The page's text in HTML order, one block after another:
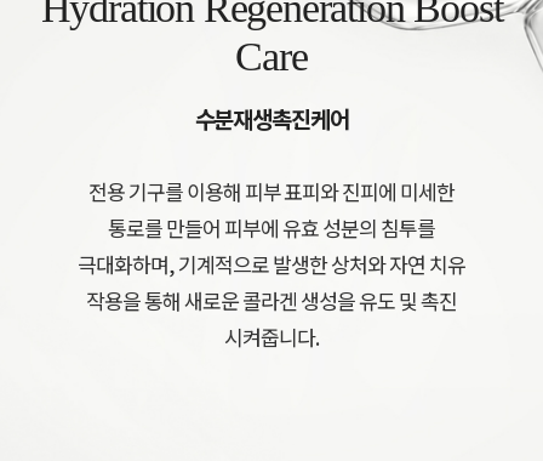
Care
수분재생촉진케어
전용 기구를 이용해 피부 표피와 진피에 미세한
통로를 만들어 피부에 유효 성분의 침투를
극대화하며, 기계적으로 발생한 상처와 자연 치유
작용을 통해 새로운 콜라겐 생성을 유도 및 촉진
시켜줍니다.